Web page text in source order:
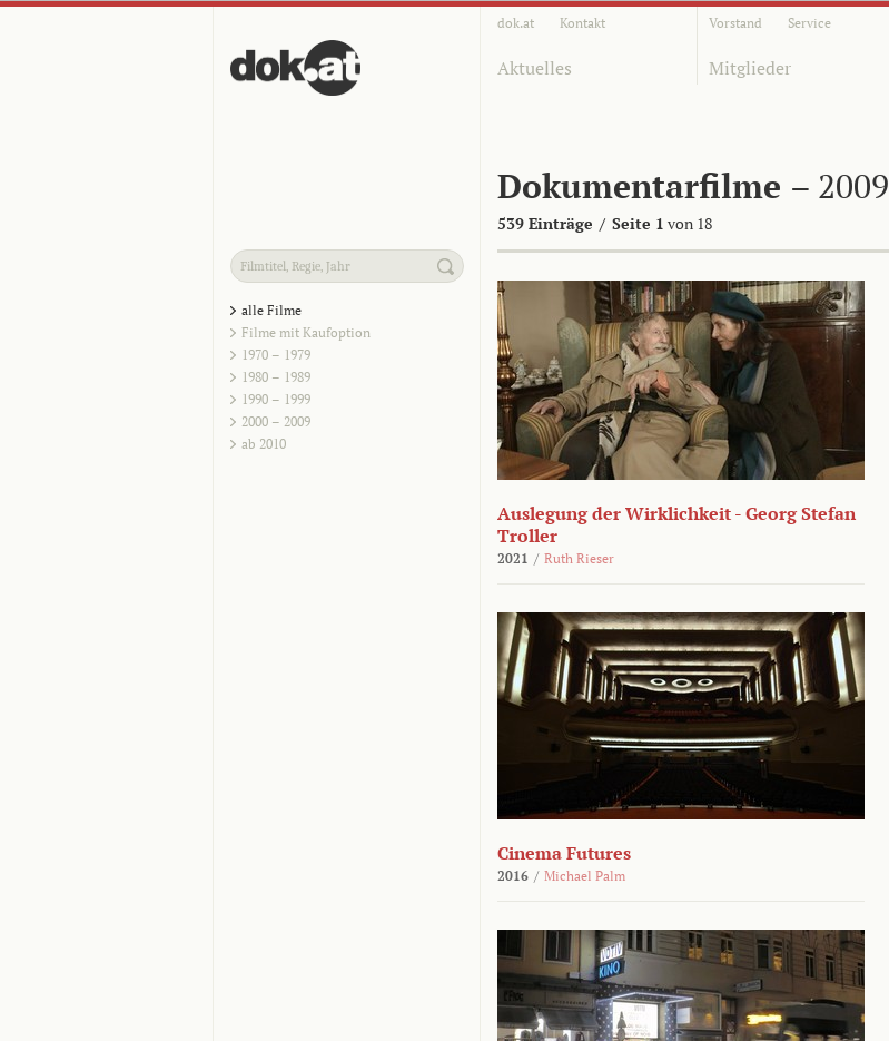
dok.at Kontakt Vorstand Service
Aktuelles Mitglieder
Dokumentarfilme – 2009
539 Einträge / Seite 1 von 18
alle Filme
Filme mit Kaufoption
1970 – 1979
1980 – 1989
1990 – 1999
2000 – 2009
ab 2010
Auslegung der Wirklichkeit - Georg Stefan
Troller
2021 / Ruth Rieser
Cinema Futures
2016 / Michael Palm